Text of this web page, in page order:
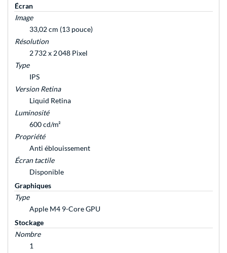
Écran
Image
33,02 cm (13 pouce)
Résolution
2 732 x 2 048 Pixel
Type
IPS
Version Retina
Liquid Retina
Luminosité
600 cd/m²
Propriété
Anti éblouissement
Écran tactile
Disponible
Graphiques
Type
Apple M4 9-Core GPU
Stockage
Nombre
1